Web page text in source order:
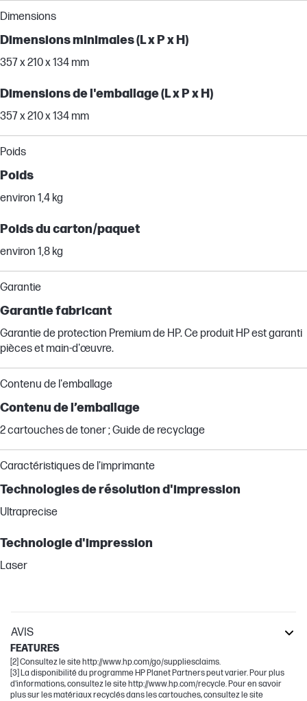
Dimensions
Dimensions minimales (L x P x H)
357 x 210 x 134 mm
Dimensions de l'emballage (L x P x H)
357 x 210 x 134 mm
Poids
Poids
environ 1,4 kg
Poids du carton/paquet
environ 1,8 kg
Garantie
Garantie fabricant
Garantie de protection Premium de HP. Ce produit HP est garanti
pièces et main-d'œuvre.
Contenu de l'emballage
Contenu de l’emballage
2 cartouches de toner ; Guide de recyclage
Caractéristiques de l'imprimante
Technologies de résolution d'impression
Ultraprecise
Technologie d'impression
Laser
AVIS
FEATURES
[2] Consultez le site http://www.hp.com/go/suppliesclaims.
[3] La disponibilité du programme HP Planet Partners peut varier. Pour plus
d'informations, consultez le site http://www.hp.com/recycle. Pour en savoir
plus sur les matériaux recyclés dans les cartouches, consultez le site